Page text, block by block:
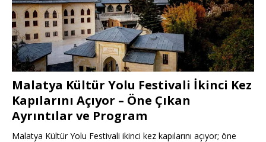
Malatya Kültür Yolu Festivali İkinci Kez
Kapılarını Açıyor – Öne Çıkan
Ayrıntılar ve Program
Malatya Kültür Yolu Festivali ikinci kez kapılarını açıyor; öne